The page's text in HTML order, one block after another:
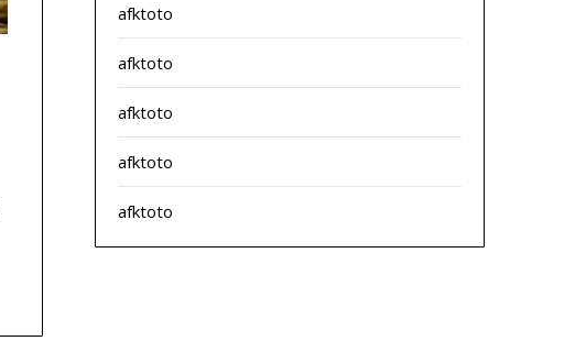
afktoto
afktoto
afktoto
afktoto
afktoto